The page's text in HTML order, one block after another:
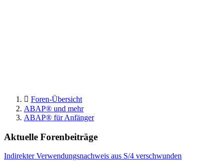
Foren-Übersicht
ABAP® und mehr
ABAP® für Anfänger
Aktuelle Forenbeiträge
Indirekter Verwendungsnachweis aus S/4 verschwunden